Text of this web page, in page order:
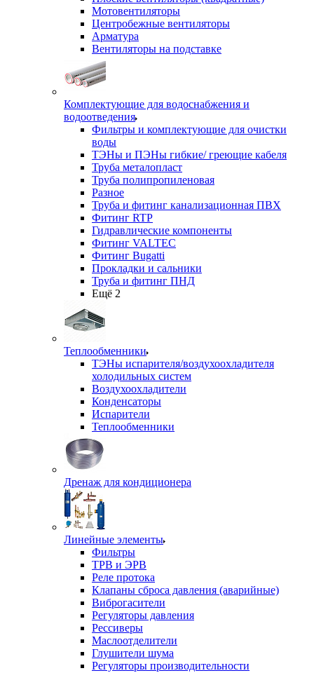
Мотовентиляторы
Центробежные вентиляторы
Арматура
Вентиляторы на подставке
Комплектующие для водоснабжения и
водоотведения
Фильтры и комплектующие для очистки
воды
ТЭНы и ПЭНы гибкие/ греющие кабеля
Труба металопласт
Труба полипропиленовая
Разное
Труба и фитинг канализационная ПВХ
Фитинг RTP
Гидравлические компоненты
Фитинг VALTEC
Фитинг Bugatti
Прокладки и сальники
Труба и фитинг ПНД
Ещё 2
Теплообменники
ТЭНы испарителя/воздухоохладителя
холодильных систем
Воздухоохладители
Конденсаторы
Испарители
Теплообменники
Дренаж для кондиционера
Линейные элементы
Фильтры
ТРВ и ЭРВ
Реле протока
Клапаны сброса давления (аварийные)
Виброгасители
Регуляторы давления
Рессиверы
Маслоотделители
Глушители шума
Регуляторы производительности